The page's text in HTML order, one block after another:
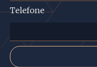
Telefone